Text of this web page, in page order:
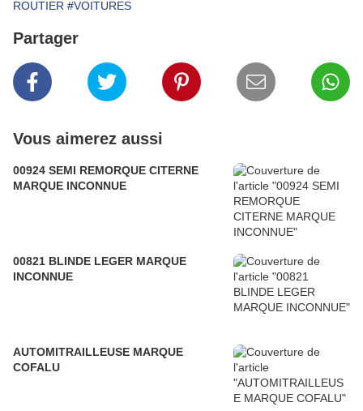
ROUTIER #VOITURES
Partager
Vous aimerez aussi
00924 SEMI REMORQUE CITERNE
MARQUE INCONNUE
00821 BLINDE LEGER MARQUE
INCONNUE
AUTOMITRAILLEUSE MARQUE
COFALU